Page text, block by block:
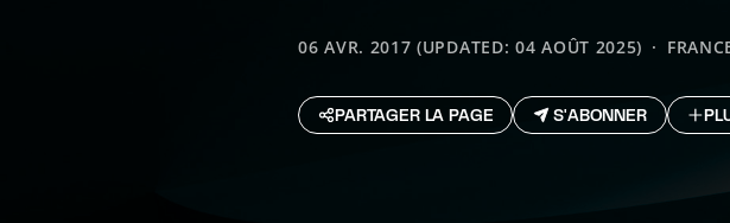
06 AVR. 2017 (UPDATED: 04 AOÛT 2025)
PARTAGER LA PAGE S'ABONNER